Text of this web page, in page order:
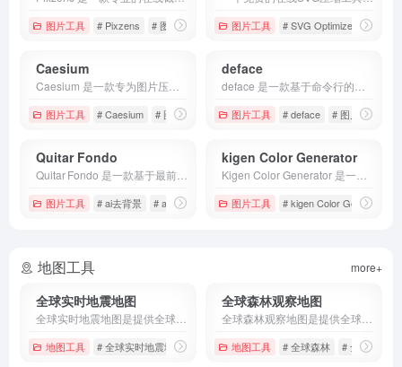
图片工具 # Pixzens # 图片处理 # 图片编辑
图片工具 # SVG Optimize # SVG
Caesium
图片工具 # Caesium # 图片压缩 # 图片处理
deface
图片工具 # deface # 图片人脸去除
Quitar Fondo
图片工具 # ai去背景 # ai图片编辑 # Quitar Fondo
kigen Color Generator
图片工具 # kigen Color Generator
地图工具 more+
全球实时地震地图
地图工具 # 全球实时地震地图 # 地震数据 # 地震预测
全球森林观察地图
地图工具 # 全球森林 # 全球森林